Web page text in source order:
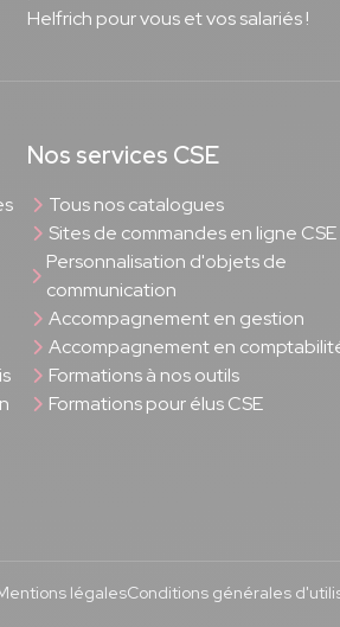
Helfrich pour vous et vos salariés !
Nos services CSE
Tous nos catalogues
Sites de commandes en ligne CSE
Personnalisation d'objets de
communication
Accompagnement en gestion
Accompagnement en
Formations à nos outils
Formations pour élus CSE
légalesConditions générales